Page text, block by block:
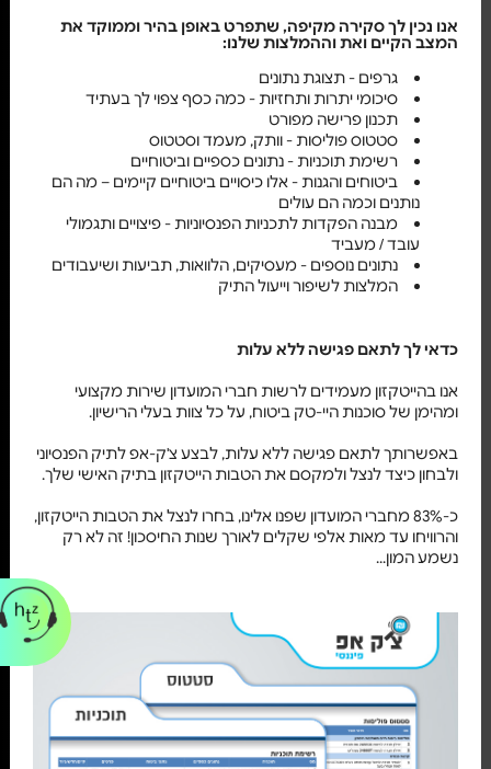
אנו נכין לך סקירה מקיפה, שתפרט באופן בהיר וממוקד את
המצב הקיים ואת וההמלצות שלנו:
גרפים - תצוגת נתונים
סיכומי יתרות ותחזיות - כמה כסף צפוי לך בעתיד
תכנון פרישה מפורט
סטטוס פוליסות - וותק, מעמד וסטטוס
רשימת תוכניות - נתונים כספיים וביטוחיים
ביטוחים והגנות - אלו כיסויים ביטוחיים קיימים – מה הם
נותנים וכמה הם עולים
מבנה הפקדות לתכניות הפנסיוניות - פיצויים ותגמולי
עובד / מעביד
נתונים נוספים - מעסיקים, הלוואות, תביעות ושיעבודים
המלצות לשיפור וייעול התיק
כדאי לך לתאם פגישה ללא עלות
אנו בהייטקזון מעמידים לרשות חברי המועדון שירות מקצועי
ומהימן של סוכנות היי-טק ביטוח, על כל צוות בעלי הרישיון.
באפשרותך לתאם פגישה ללא עלות, לבצע צ'ק-אפ לתיק הפנסיוני
ולבחון כיצד לנצל ולמקסם את הטבות הייטקזון בתיק האישי שלך.
כ-83% מחברי המועדון שפנו אלינו, בחרו לנצל את הטבות הייטקזון,
והרוויחו עד מאות אלפי שקלים לאורך שנות החיסכון! זה לא רק
נשמע המון...